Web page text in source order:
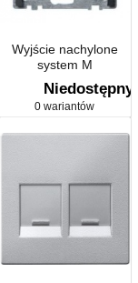
Wyjście nachylone
system M
Niedostępny
0 wariantów